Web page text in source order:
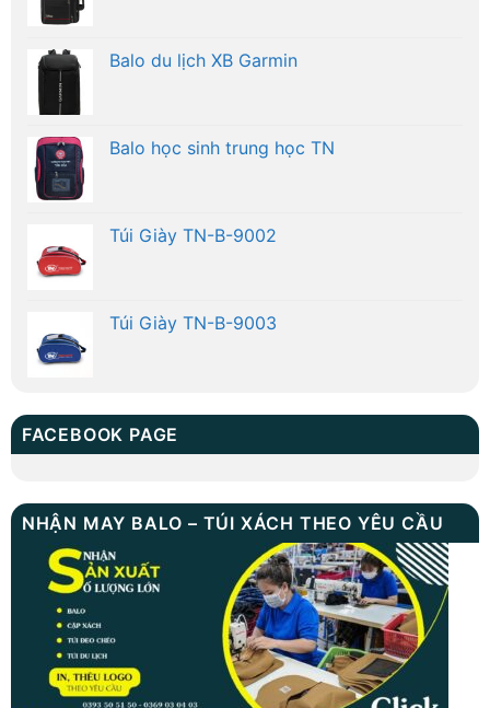
Balo du lịch XB Garmin
Balo học sinh trung học TN
Túi Giày TN-B-9002
Túi Giày TN-B-9003
FACEBOOK PAGE
NHẬN MAY BALO – TÚI XÁCH THEO YÊU CẦU